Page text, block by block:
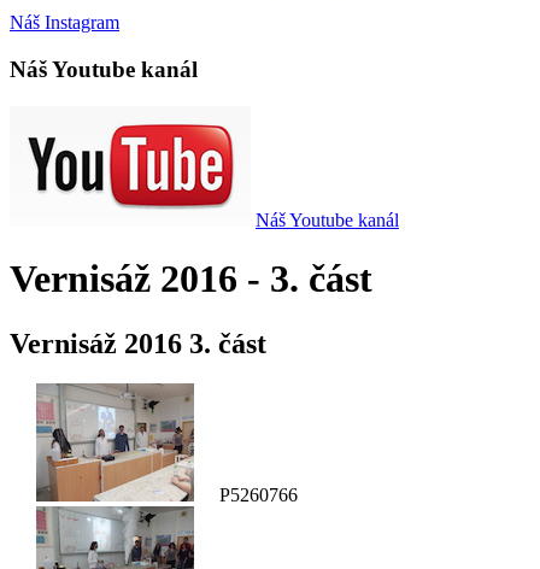
Náš Instagram
Náš Youtube kanál
Náš Youtube kanál
Vernisáž 2016 - 3. část
Vernisáž 2016 3. část
P5260766